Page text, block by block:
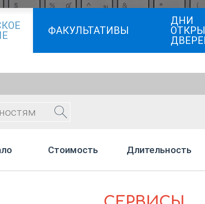
ФАКУЛЬТАТИВЫ
ДНИ
Стоимость Длительность